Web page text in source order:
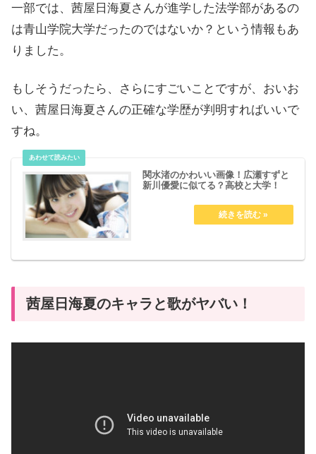
一部では、茜屋日海夏さんが進学した法学部があるの
は青山学院大学だったのではないか？という情報もあ
りました。
もしそうだったら、さらにすごいことですが、おいお
い、茜屋日海夏さんの正確な学歴が判明すればいいで
すね。
関水渚のかわいい画像！広瀬すずと
新川優愛に似てる？高校と大学！
茜屋日海夏のキャラと歌がヤバい！